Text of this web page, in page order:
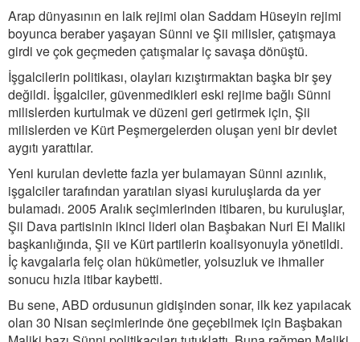
Arap dünyasının en laik rejimi olan Saddam Hüseyin rejimi
boyunca beraber yaşayan Sünni ve Şii milisler, çatışmaya
girdi ve çok geçmeden çatışmalar iç savaşa dönüştü.
İşgalcilerin politikası, olayları kızıştırmaktan başka bir şey
değildi. İşgalciler, güvenmedikleri eski rejime bağlı Sünni
milislerden kurtulmak ve düzeni geri getirmek için, Şii
milislerden ve Kürt Peşmergelerden oluşan yeni bir devlet
aygıtı yarattılar.
Yeni kurulan devlette fazla yer bulamayan Sünni azınlık,
işgalciler tarafından yaratılan siyasi kuruluşlarda da yer
bulamadı. 2005 Aralık seçimlerinden itibaren, bu kuruluşlar,
Şii Dava partisinin ikinci lideri olan Başbakan Nuri El Maliki
başkanlığında, Şii ve Kürt partilerin koalisyonuyla yönetildi.
İç kavgalarla felç olan hükümetler, yolsuzluk ve ihmaller
sonucu hızla itibar kaybetti.
Bu sene, ABD ordusunun gidişinden sonar, ilk kez yapılacak
olan 30 Nisan seçimlerinde öne geçebilmek için Başbakan